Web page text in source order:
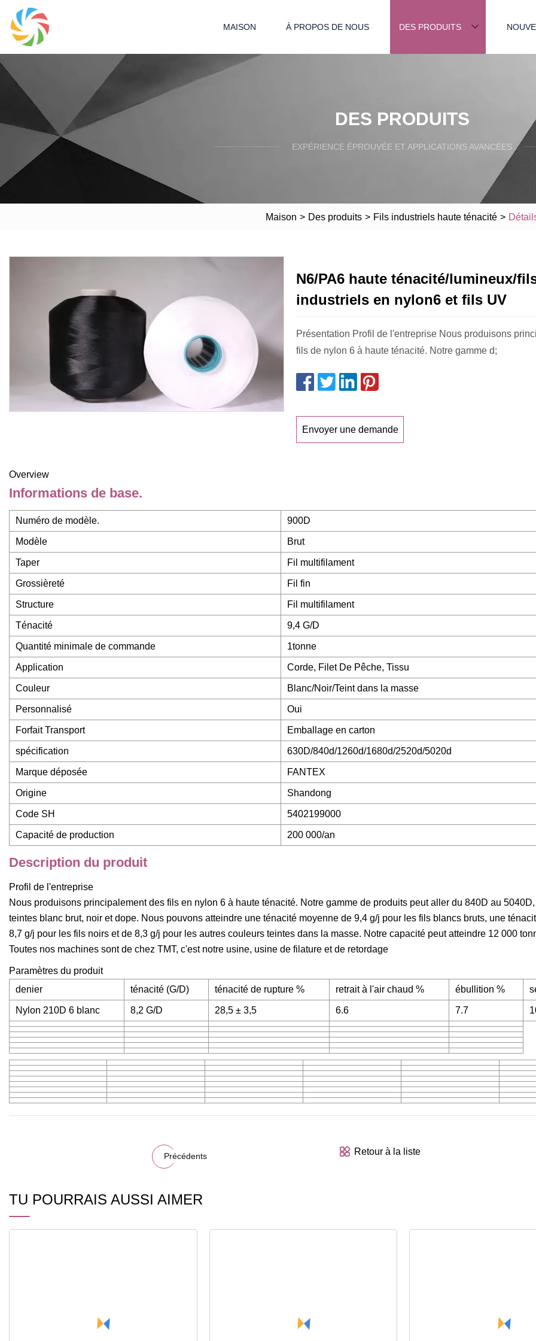
MAISON À PROPOS DE NOUS DES PRODUITS
DES PRODUITS
EXPÉRIENCE ÉPROUVÉE ET APPLICATIONS AVANCÉES
Maison > Des produits > Fils industriels haute ténacité >
N6/PA6 haute ténacité/lumineux/
industriels en nylon6 et fils UV
Présentation Profil de l'entreprise Nous produisons
fils de nylon 6 à haute ténacité. Notre gamme d;
Envoyer une demande
Overview
Informations de base.
Numéro de modèle. 900D
Modèle Brut
Taper Fil multifilament
Grossièreté Fil fin
Structure Fil multifilament
Ténacité 9,4 G/D
Quantité minimale de commande 1tonne
Application Corde, Filet De Pêche, Tissu
Couleur Blanc/Noir/Teint dans la masse
Personnalisé Oui
Forfait Transport Emballage en carton
spécification 630D/840d/1260d/1680d/2520d/5020d
Marque déposée FANTEX
Origine Shandong
Code SH 5402199000
Capacité de production 200 000/an
Description du produit
Profil de l'entreprise
Nous produisons principalement des fils en nylon 6 à haute ténacité. Notre gamme de produits peut aller du 840D au
teintes blanc brut, noir et dope. Nous pouvons atteindre une ténacité moyenne de 9,4 g/j pour les fils blancs bruts, une
8,7 g/j pour les fils noirs et de 8,3 g/j pour les autres couleurs teintes dans la masse. Notre capacité peut atteindre 12 000
Toutes nos machines sont de chez TMT, c'est notre usine, usine de filature et de retordage
Paramètres du produit
denier
ténacité (G/D) ténacité de rupture % retrait à l'air chaud % ébullition %
Nylon 210D 6 blanc 8,2 G/D 28,5 ± 3,5 6.6 7.7
Précédents Retour à la liste
TU POURRAIS AUSSI AIMER